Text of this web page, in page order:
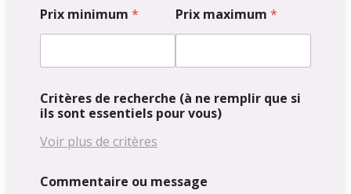
Prix minimum* Prix maximum *
Critères de recherche (à ne remplir que si
ils sont essentiels pour vous)
Nombre de chambres
1 2 3 4 5+
Voir plus de critères
Commentaire ou message